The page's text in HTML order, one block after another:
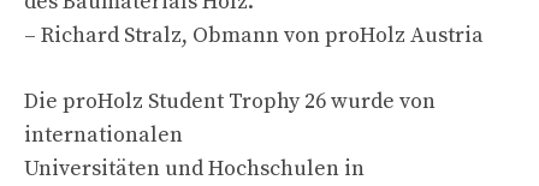
– Richard Stralz, Obmann von proHolz Austria
Die proHolz Student Trophy 26 wurde von
internationalen
Universitäten und Hochschulen in